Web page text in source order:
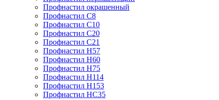
Профнастил окрашенный
Профнастил С8
Профнастил С10
Профнастил С20
Профнастил С21
Профнастил Н57
Профнастил Н60
Профнастил Н75
Профнастил Н114
Профнастил Н153
Профнастил НС35